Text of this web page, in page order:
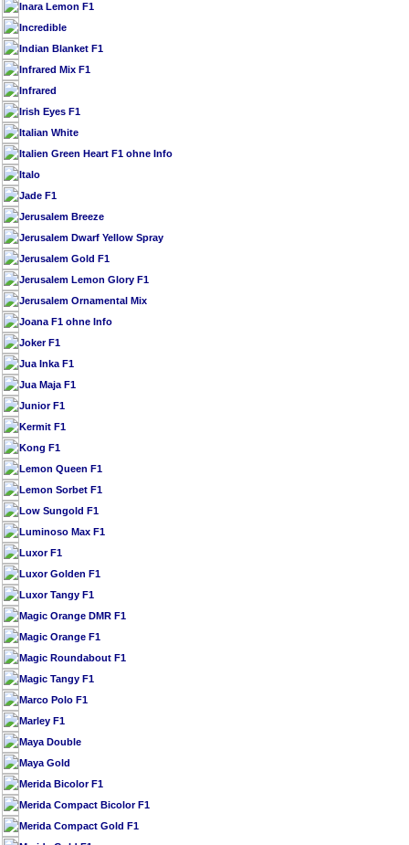
Inara Lemon F1
Incredible
Indian Blanket F1
Infrared Mix F1
Infrared
Irish Eyes F1
Italian White
Italien Green Heart F1 ohne Info
Italo
Jade F1
Jerusalem Breeze
Jerusalem Dwarf Yellow Spray
Jerusalem Gold F1
Jerusalem Lemon Glory F1
Jerusalem Ornamental Mix
Joana F1 ohne Info
Joker F1
Jua Inka F1
Jua Maja F1
Junior F1
Kermit F1
Kong F1
Lemon Queen F1
Lemon Sorbet F1
Low Sungold F1
Luminoso Max F1
Luxor F1
Luxor Golden F1
Luxor Tangy F1
Magic Orange DMR F1
Magic Orange F1
Magic Roundabout F1
Magic Tangy F1
Marco Polo F1
Marley F1
Maya Double
Maya Gold
Merida Bicolor F1
Merida Compact Bicolor F1
Merida Compact Gold F1